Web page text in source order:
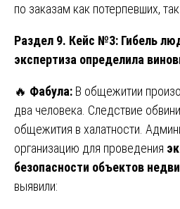
по заказам как потерпевших,
Раздел 9. Кейс №3: Гибель
экспертиза определила
🔥 Фабула: В общежитии
два человека. Следствие
общежития в халатности.
организацию для проведения
безопасности объектов
выявили: